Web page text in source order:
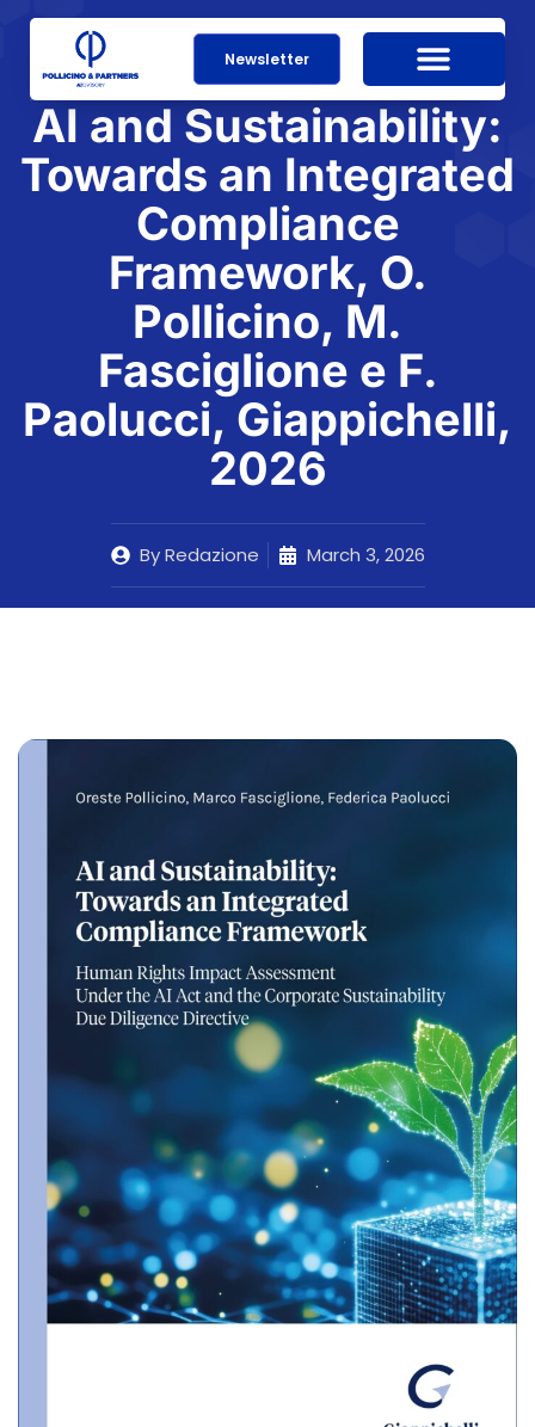
Newsletter
AI and Sustainability:
Towards an Integrated
Compliance
Framework, O.
Pollicino, M.
Fasciglione e F.
Paolucci, Giappichelli,
2026
ByRedazione March 3, 2026